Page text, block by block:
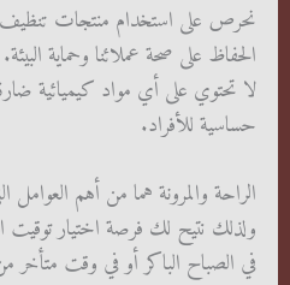
نحرص على استخدام منتجات تنظيف
الحفاظ على صحة عملائنا وحماية
لا تحتوي على أي مواد كيميائية
حساسية للأفراد.
الراحة والمرونة هما من أهم العوامل
ولذلك نتيح لك فرصة اختيار
في الصباح الباكر أو في وقت متأخر